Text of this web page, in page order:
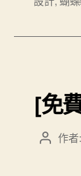
[免
文 作